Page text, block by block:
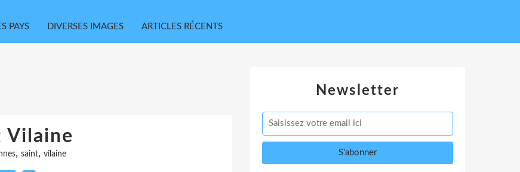
PAYS DIVERSES IMAGES ARTICLES RÉCENTS
Vilaine
, saint, vilaine
Newsletter